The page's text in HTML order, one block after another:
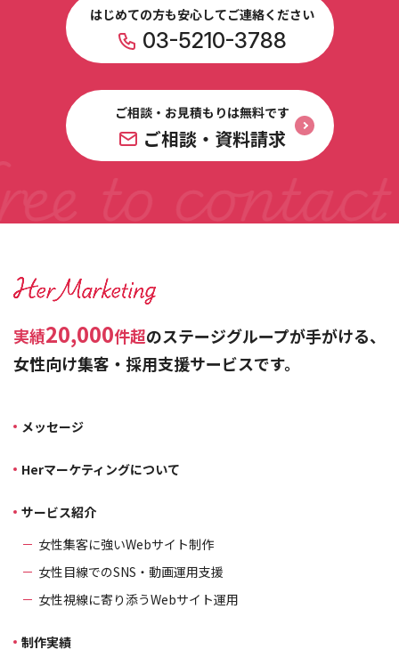
はじめての方も安心してご連絡ください
03-5210-3788
ご相談・お見積もりは無料です
ご相談・資料請求
実績20,000件超のステージグループが手がける、
女性向け集客・採用支援サービスです。
メッセージ
Herマーケティングについて
サービス紹介
女性集客に強いWebサイト制作
女性目線でのSNS・動画運用支援
女性視線に寄り添うWebサイト運用
制作実績